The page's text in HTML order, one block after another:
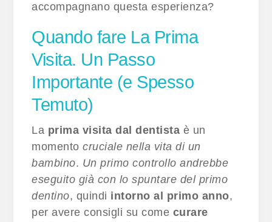
accompagnano questa esperienza?
Quando fare La Prima
Visita. Un Passo
Importante (e Spesso
Temuto)
La prima visita dal dentista è un
momentocruciale nella vita di un
bambino. Un primo controllo andrebbe
eseguito già con lo spuntare del primo
dentino, quindi intorno al primo anno,
per avere consigli su come curare